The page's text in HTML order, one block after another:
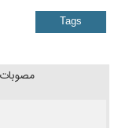
Tags
مصوبات